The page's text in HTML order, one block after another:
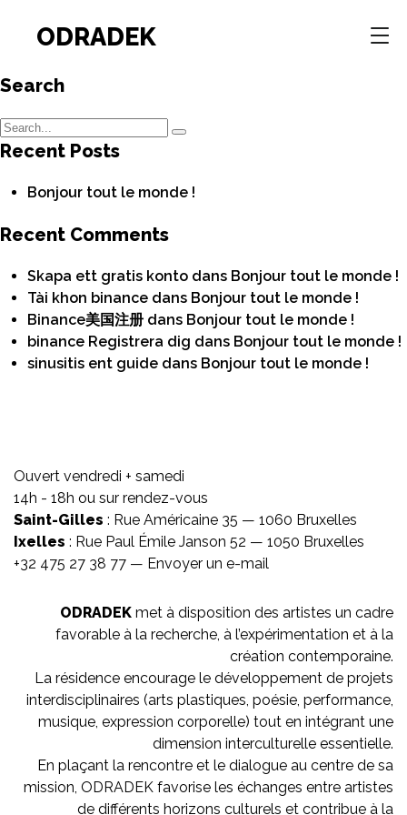
ODRADEK
Search
Recent Posts
Bonjour tout le monde !
Recent Comments
Skapa ett gratis konto dans Bonjour tout le monde !
Tài khon binance dans Bonjour tout le monde !
Binance美国注册 dans Bonjour tout le monde !
binance Registrera dig dans Bonjour tout le monde !
sinusitis ent guide dans Bonjour tout le monde !
Ouvert vendredi + samedi
14h - 18h ou sur rendez-vous
Saint-Gilles : Rue Américaine 35 — 1060 Bruxelles
Ixelles : Rue Paul Émile Janson 52 — 1050 Bruxelles
+32 475 27 38 77 — Envoyer un e-mail
ODRADEK met à disposition des artistes un cadre
favorable à la recherche, à l’expérimentation et à la
création contemporaine.
La résidence encourage le développement de projets
interdisciplinaires (arts plastiques, poésie, performance,
musique, expression corporelle) tout en intégrant une
dimension interculturelle essentielle.
En plaçant la rencontre et le dialogue au centre de sa
mission, ODRADEK favorise les échanges entre artistes
de différents horizons culturels et contribue à la